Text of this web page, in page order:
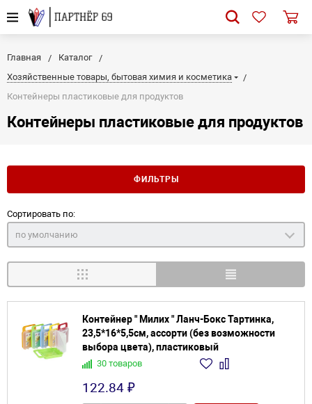
Главная
Каталог
Хозяйственные товары, бытовая химия и косметика
Контейнеры пластиковые для продуктов
Контейнеры пластиковые для продуктов
ФИЛЬТРЫ
Сортировать по:
по умолчанию
Контейнер " Милих " Ланч-Бокс Тартинка,
23,5*16*5,5см, ассорти (без возможности
выбора цвета), пластиковый
30 товаров
122.84 ₽